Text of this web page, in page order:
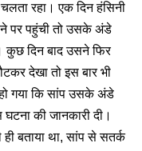
रहा। एक दिन हंसिनी
पर पहुंची तो उसके अंडे
दिन बाद उसने फिर
देखा तो इस बार भी
गया कि सांप उसके अंडे
की जानकारी दी।
बताया था, सांप से सतर्क